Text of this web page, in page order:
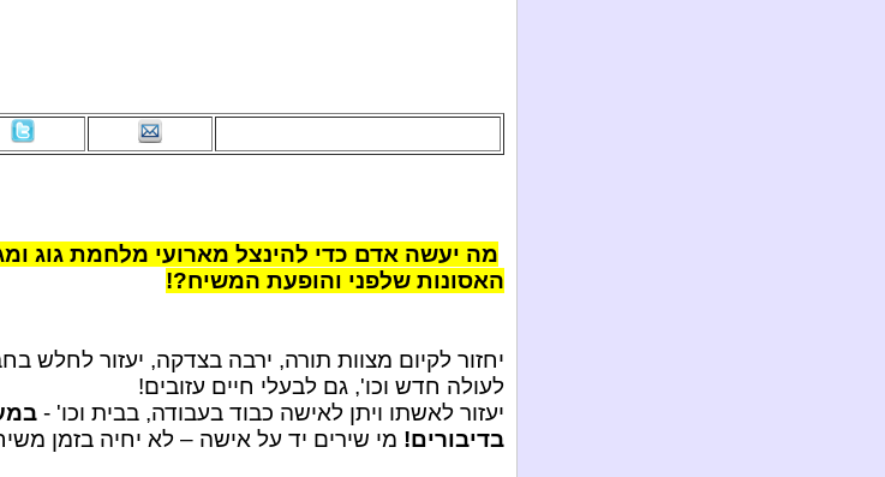
מה יעשה אדם כדי להינצל מארועי מלחמת גוג
האסונות שלפני והופעת המשיח?!
יחזור לקיום מצוות תורה, ירבה בצדקה, יעזור לחלש
לעולה חדש וכו', גם לבעלי חיים עזובים!
יעזור לאשתו ויתן לאישה כבוד בעבודה, בבית וכו' -
בדיבורים! מי שירים יד על אישה – לא יחיה בזמן